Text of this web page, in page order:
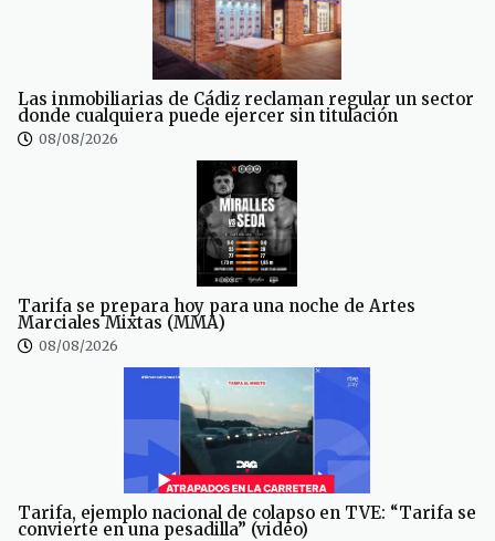
Las inmobiliarias de Cádiz reclaman regular un sector
donde cualquiera puede ejercer sin titulación
08/08/2026
Tarifa se prepara hoy para una noche de Artes
Marciales Mixtas (MMA)
08/08/2026
Tarifa, ejemplo nacional de colapso en TVE: “Tarifa se
convierte en una pesadilla” (video)